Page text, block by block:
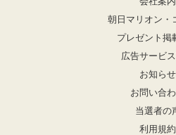
朝日マリオン・
プレゼント掲
広告サービ
お知らせ
お問い合
当選者の
利用規約